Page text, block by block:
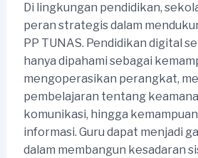
Di lingkungan pendidikan,
peran strategis dalam
PP TUNAS. Pendidikan digital
hanya dipahami sebagai
mengoperasikan perangkat,
pembelajaran tentang
komunikasi, hingga
informasi. Guru dapat menjadi
dalam membangun kesadaran